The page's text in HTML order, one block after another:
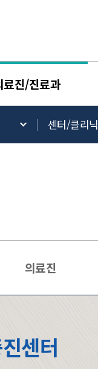
료진/진료과
센터/클리닉
의료진
센터